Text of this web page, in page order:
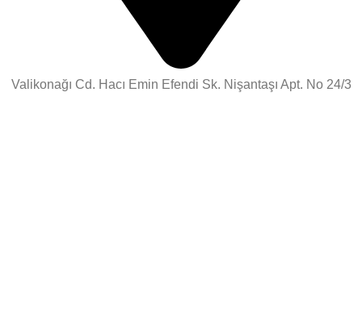
Valikonağı Cd. Hacı Emin Efendi Sk. Nişantaşı Apt. No 24/3